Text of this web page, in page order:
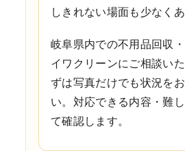
しきれない場面も少なくあ
岐阜県内での不用品回収
イワクリーンにご相談い
ずは写真だけでも状況を
い。対応できる内容・難
て確認します。